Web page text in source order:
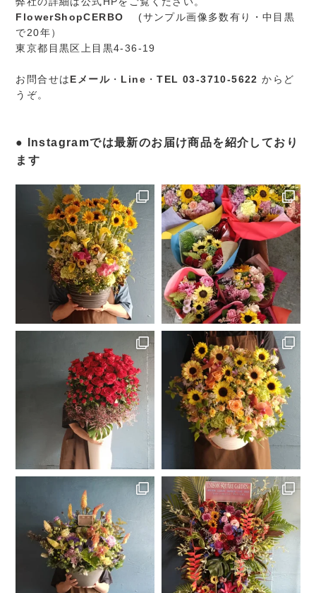
FlowerShopCERBO
(サンプル画像多数有り・中目黒
で20年）
東京都目黒区上目黒4-36-19
お問合せはEメール ・ Line ・TEL 03-3710-5622 からど
うぞ。
Instagramでは最新のお届け商品を紹介しており
ます